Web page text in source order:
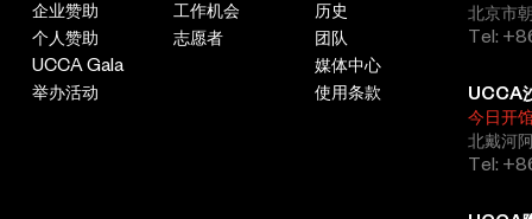
企业赞助
个人赞助
UCCA Gala
举办活动
工作机会
志愿者
历史
团队
媒体中心
使用条款
北京市
Tel:
UCCA
今日开
北戴河
Tel: